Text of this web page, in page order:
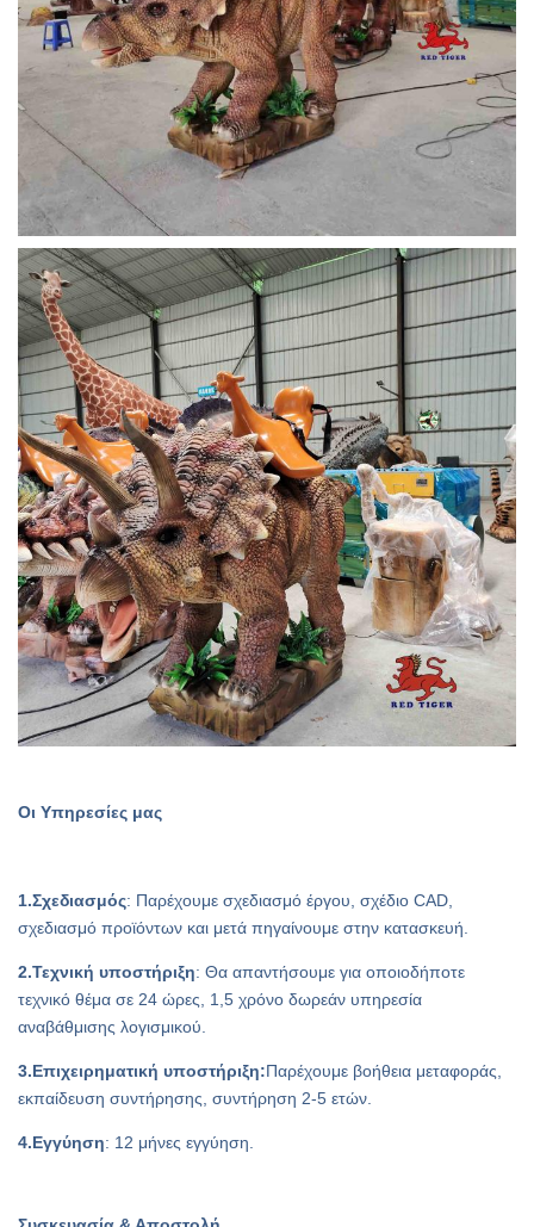
Οι Υπηρεσίες μας
1.Σχεδιασμός: Παρέχουμε σχεδιασμό έργου, σχέδιο CAD,
σχεδιασμό προϊόντων και μετά πηγαίνουμε στην κατασκευή.
2.Τεχνική υποστήριξη: Θα απαντήσουμε για οποιοδήποτε
τεχνικό θέμα σε 24 ώρες, 1,5 χρόνο δωρεάν υπηρεσία
αναβάθμισης λογισμικού.
3.Επιχειρηματική υποστήριξη:Παρέχουμε βοήθεια μεταφοράς,
εκπαίδευση συντήρησης, συντήρηση 2-5 ετών.
4.Εγγύηση: 12 μήνες εγγύηση.